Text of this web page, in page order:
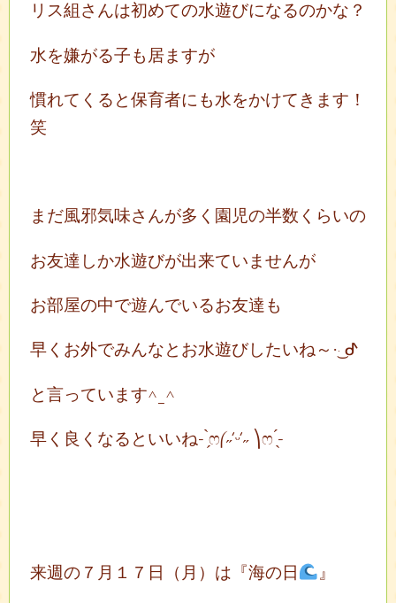
リス組さんは初めての水遊びになるのかな？
水を嫌がる子も居ますが
慣れてくると保育者にも水をかけてきます！
笑
まだ風邪気味さんが多く園児の半数くらいの
お友達しか水遊びが出来ていませんが
お部屋の中で遊んでいるお友達も
早くお外でみんなとお水遊びしたいね～·͜· ︎︎ᕷ
と言っています^_^
早く良くなるといいね- ̗̀ෆ⎛˶’ᵕ’˶ ⎞ෆ ̖́-
来週の７月１７日（月）は『海の日 』